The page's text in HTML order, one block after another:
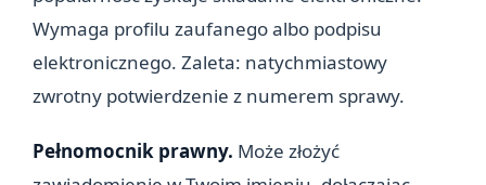
Wymaga profilu zaufanego albo podpisu
elektronicznego. Zaleta: natychmiastowy
zwrotny potwierdzenie z numerem sprawy.
Pełnomocnik prawny. Może złożyć